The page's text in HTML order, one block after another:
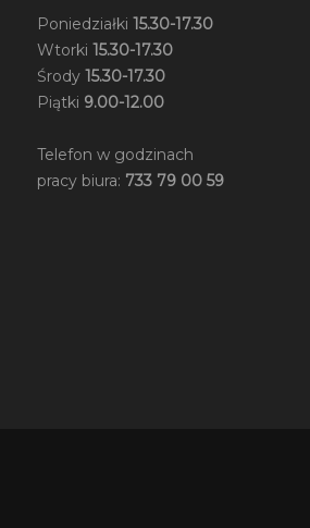
Poniedziałki 15.30-17.30
Wtorki 15.30-17.30
Środy 15.30-17.30
Piątki 9.00-12.00
Telefon w godzinach
pracy biura: 733 79 00 59